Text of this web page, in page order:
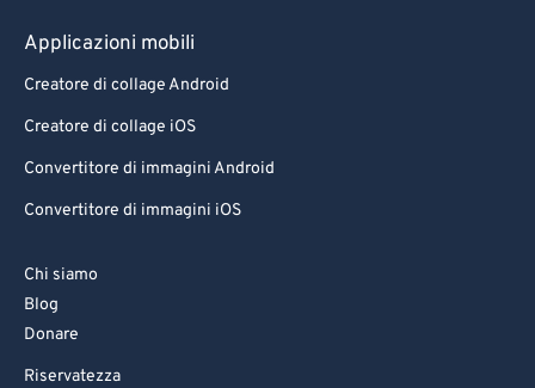
Applicazioni mobili
Creatore di collage Android
Creatore di collage iOS
Convertitore di immagini Android
Convertitore di immagini iOS
Chi siamo
Blog
Donare
Riservatezza